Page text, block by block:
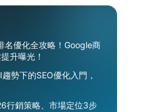
名優化全攻略！Google商
升曝光！
勢下的SEO優化入門，
行銷策略、市場定位3步